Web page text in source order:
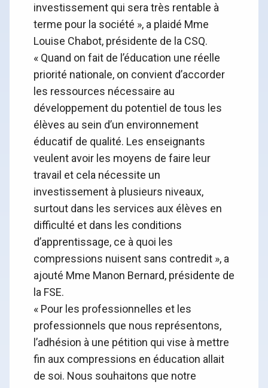
investissement qui sera très rentable à
terme pour la société », a plaidé Mme
Louise Chabot, présidente de la CSQ.
« Quand on fait de l’éducation une réelle
priorité nationale, on convient d’accorder
les ressources nécessaire au
développement du potentiel de tous les
élèves au sein d’un environnement
éducatif de qualité. Les enseignants
veulent avoir les moyens de faire leur
travail et cela nécessite un
investissement à plusieurs niveaux,
surtout dans les services aux élèves en
difficulté et dans les conditions
d’apprentissage, ce à quoi les
compressions nuisent sans contredit », a
ajouté Mme Manon Bernard, présidente de
la FSE.
« Pour les professionnelles et les
professionnels que nous représentons,
l’adhésion à une pétition qui vise à mettre
fin aux compressions en éducation allait
de soi. Nous souhaitons que notre